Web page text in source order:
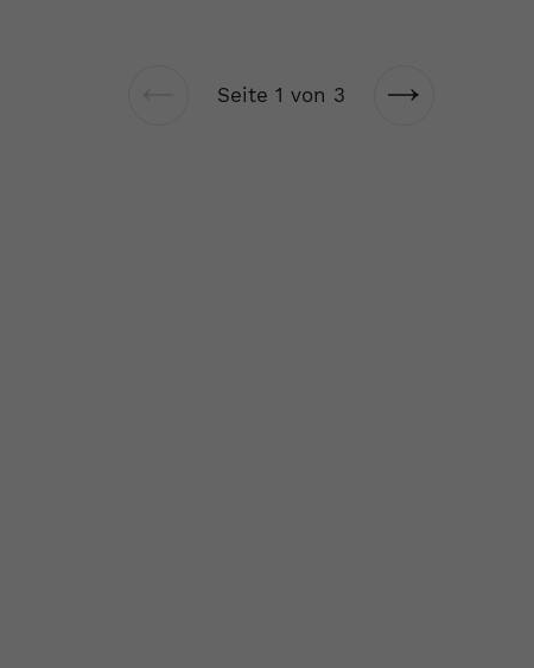
Vorherige
Seite 1 von 3
Nächste